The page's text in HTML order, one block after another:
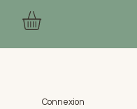
Connexion